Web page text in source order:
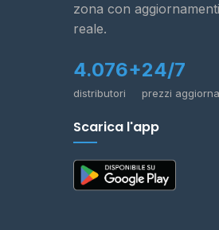
zona con
reale.
4.076+
distributori
24/7
prezzi
Scarica l'app